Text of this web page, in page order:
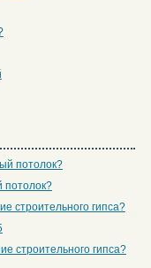
потолок?
потолок?
строительного гипса?
строительного гипса?